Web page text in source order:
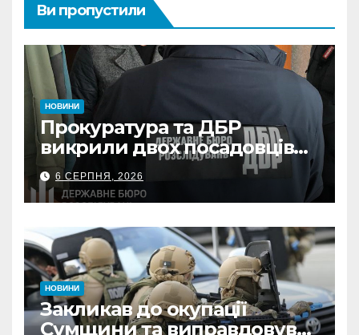
Ви пропустили
НОВИНИ
Прокуратура та ДБР
викрили двох посадовців
ДПС Сумщини на вимаганні
неправомірної вигоди у
ФОПа
6 СЕРПНЯ, 2026
НОВИНИ
Закликав до окупації
Сумщини та виправдовував